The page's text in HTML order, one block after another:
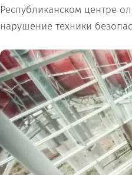
Республиканском центре
нарушение техники